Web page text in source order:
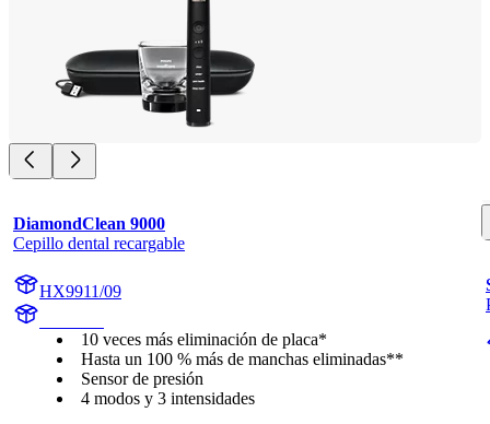
DiamondClean 9000
Cepillo dental recargable
HX9911/09
10 veces más eliminación de placa*
Hasta un 100 % más de manchas eliminadas**
Sensor de presión
4 modos y 3 intensidades